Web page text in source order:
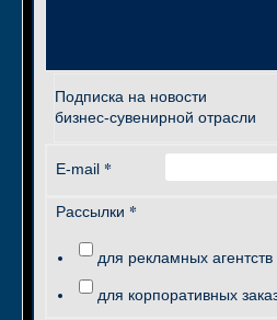
Подписка на новости
бизнес-сувенирной отрасли
E-mail *
Рассылки *
для рекламных агентств
для корпоративных